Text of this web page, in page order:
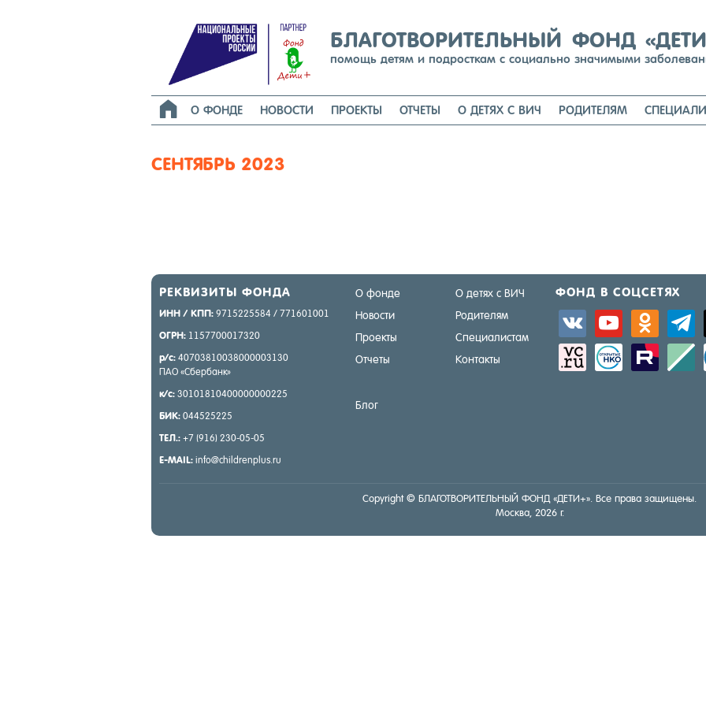
содержимому
БЛАГОТВОРИТЕЛЬНЫЙ ФОНД
помощь детям и подросткам с социально значимыми
 О ФОНДЕ НОВОСТИ ПРОЕКТЫ ОТЧЕТЫ О ДЕТЯХ С ВИЧ РОДИТЕЛЯМ
СЕНТЯБРЬ 2023
РЕК­ВИ­ЗИТЫ ФОН­ДА
ИНН / КПП: 9715225584 / 771601001
ОГРН: 1157700017320
р/с: 40703810038000003130
ПАО «Сбер­банк»
к/с: 30101810400000000225
БИК: 044525225
ТЕЛ.: +7 (916) 230-05-05
E-MAIL: info@childrenplus.ru
О фонде
Новости
Проекты
Отчеты
Блог
О детях с ВИЧ
Родителям
Специалистам
Контакты
ФОНД В СОЦ­СЕ­ТЯХ
vkontakteyoutube odnoklassniki
sitemap activity zerply standard
Copyright © БЛА­ГОТ­ВО­РИТЕЛЬ­НЫЙ ФОНД «ДЕ­ТИ+». Все пра­ва за­щище­ны.
Мос­ква, 2026 г.